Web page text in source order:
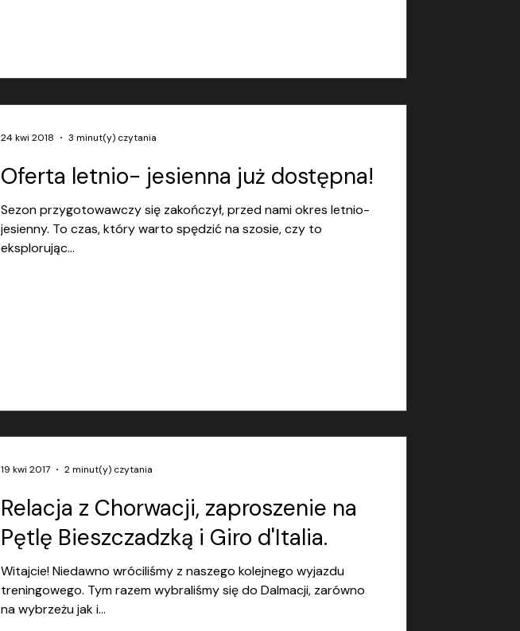
Oferta letnio- jesienna już dostępna!
Sezon przygotowawczy się zakończył, przed nami okres letnio-
jesienny. To czas, który warto spędzić na szosie, czy to
eksplorując...
24 kwi 2018 3 minut(y) czytania
Relacja z Chorwacji, zaproszenie na
Pętlę Bieszczadzką i Giro d'Italia.
Witajcie! Niedawno wróciliśmy z naszego kolejnego wyjazdu
treningowego. Tym razem wybraliśmy się do Dalmacji, zarówno
na wybrzeżu jak i...
19 kwi 2017 2 minut(y) czytania